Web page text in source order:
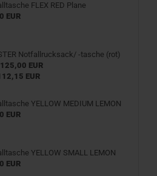
FLEX RED Plane
EUR
Notfallrucksack/ -tasche (rot)
EUR
EUR
YELLOW MEDIUM LEMON
EUR
YELLOW SMALL LEMON
EUR